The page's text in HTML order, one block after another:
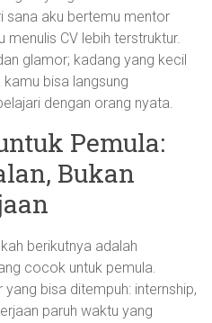
sana aku bertemu mentor
CV lebih terstruktur.
glamor; kadang yang kecil
bisa langsung
dengan orang nyata.
Pemula:
Bukan
berikutnya adalah
cocok untuk pemula.
bisa ditempuh: internship,
paruh waktu yang